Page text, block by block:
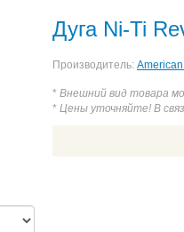
Дуга Ni-Ti
Производитель:
* Внешний вид товара
* Цены уточняйте! В